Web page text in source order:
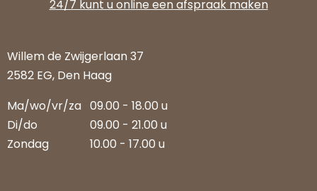
24/7 kunt u online een afspraak maken
Willem de Zwijgerlaan 37
2582 EG, Den Haag
Ma/wo/vr/za 09.00 - 18.00 u
Di/do
09.00 - 21.00 u
Zondag
10.00 - 17.00 u